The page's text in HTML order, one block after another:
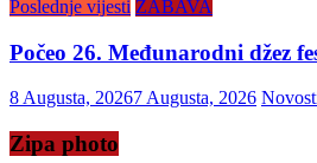
Poslednje vijesti ZABAVA
Počeo 26. Međunarodni džez
8 Augusta, 20267 Augusta, 2026
Zipa photo